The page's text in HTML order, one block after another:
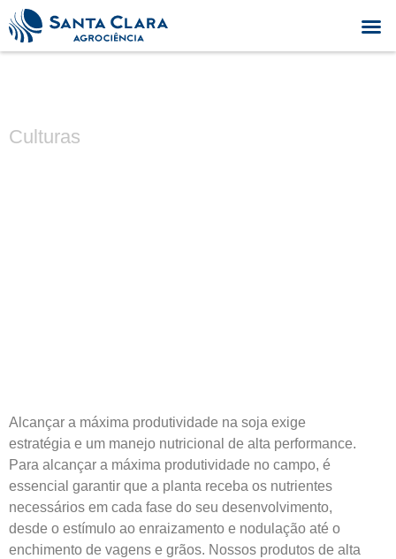
Culturas
Alcançar a máxima produtividade na soja exige
estratégia e um manejo nutricional de alta performance.
Para alcançar a máxima produtividade no campo, é
essencial garantir que a planta receba os nutrientes
necessários em cada fase do seu desenvolvimento,
desde o estímulo ao enraizamento e nodulação até o
enchimento de vagens e grãos. Nossos produtos de alta